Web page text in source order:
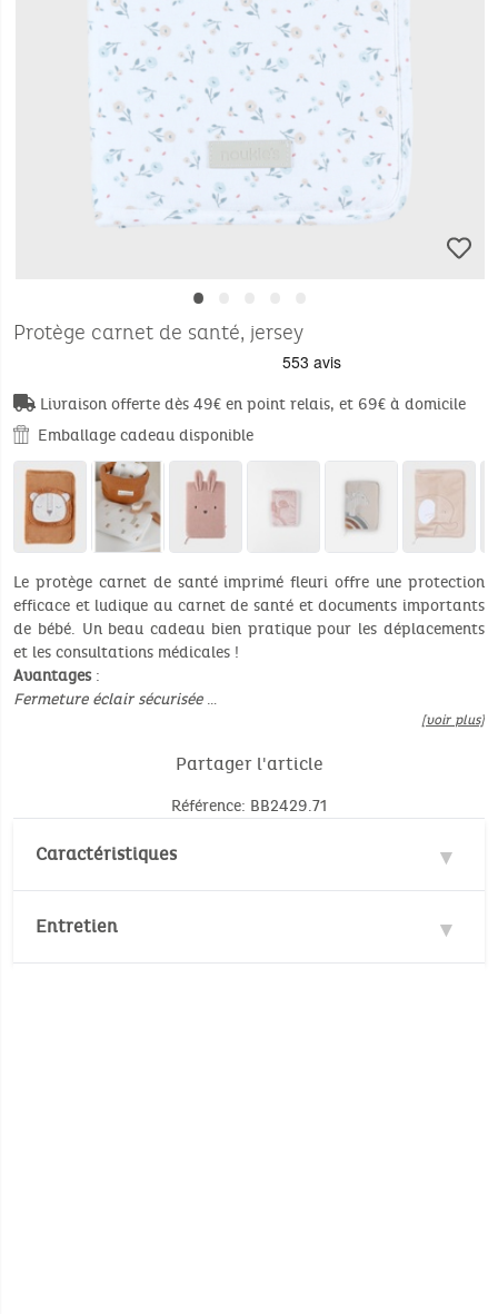
•
Protège carnet de santé, jersey
Livraison offerte dès 49€ en point relais, et 69€ à domicile
Emballage cadeau disponible
Le protège carnet de santé imprimé fleuri offre une protection
efficace et ludique au carnet de santé et documents importants
de bébé. Un beau cadeau bien pratique pour les déplacements
et les consultations médicales !
Avantages:
Fermeture éclair sécurisée…
[voir plus]
Partager l'article
Référence: BB2429.71
Caractéristiques
Entretien